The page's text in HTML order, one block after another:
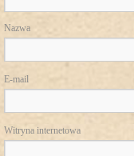
Nazwa
E-mail
Witryna internetowa